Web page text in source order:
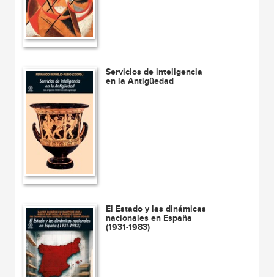
Servicios de inteligencia
en la Antigüedad
El Estado y las dinámicas
nacionales en España
(1931-1983)